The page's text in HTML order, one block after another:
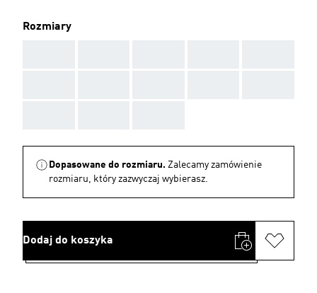
Rozmiary
Dopasowane do rozmiaru. Zalecamy zamówienie
rozmiaru, który zazwyczaj wybierasz.
Dodaj do koszyka